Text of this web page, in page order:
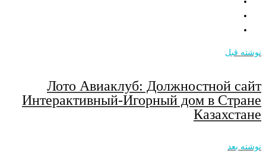
قبل
Лото Авиаклуб: Должностной
Интерактивный-Игорный дом в
بعد